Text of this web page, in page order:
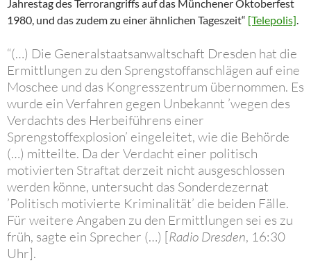
Jahrestag des Terrorangriffs auf das Münchener Oktoberfest
1980, und das zudem zu einer ähnlichen Tageszeit“ [Telepolis].
“(…) Die Generalstaatsanwaltschaft Dresden hat die
Ermittlungen zu den Sprengstoffanschlägen auf eine
Moschee und das Kongresszentrum übernommen. Es
wurde ein Verfahren gegen Unbekannt ’wegen des
Verdachts des Herbeiführens einer
Sprengstoffexplosion’ eingeleitet, wie die Behörde
(…) mitteilte. Da der Verdacht einer politisch
motivierten Straftat derzeit nicht ausgeschlossen
werden könne, untersucht das Sonderdezernat
’Politisch motivierte Kriminalität’ die beiden Fälle.
Für weitere Angaben zu den Ermittlungen sei es zu
früh, sagte ein Sprecher (…) [Radio Dresden, 16:30
Uhr].